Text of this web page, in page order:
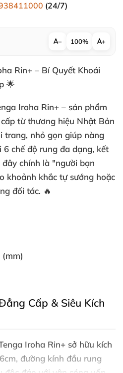
(24/7)
− 100% +
Rin+ – Bí Quyết Khoái
🌟
Iroha Rin+ – sản phẩm
từ thương hiệu Nhật Bản
trang, nhỏ gọn giúp nàng
6 chế độ rung đa dạng, kết
chính là "người bạn
khoảnh khắc tự sướng hoặc
đối tác. 🔥
Cấp & Siêu Kích
Iroha Rin+ sở hữu kích
đường kính đầu rung